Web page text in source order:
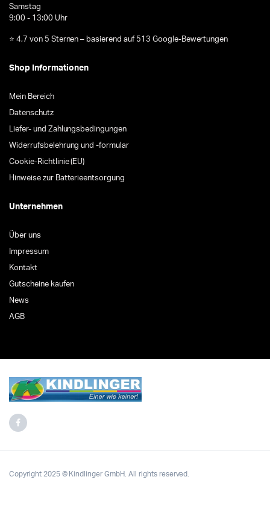
Samstag
9:00 - 13:00 Uhr
⭐ 4,7 von 5 Sternen – basierend auf 513 Google-Bewertungen
Shop Informationen
Mein Bereich
Datenschutz
Liefer- und Zahlungsbedingungen
Widerrufsbelehrung und -formular
Cookie-Richtlinie (EU)
Hinweise zur Batterieentsorgung
Unternehmen
Über uns
Impressum
Kontakt
Gutscheine kaufen
News
AGB
Copyright 2025 © Kindlinger GmbH. All rights reserved.